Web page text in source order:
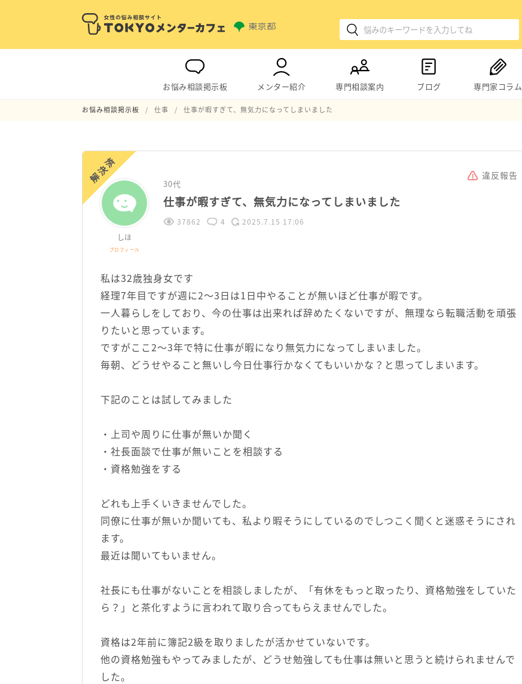
お悩み相談掲示板 メンター紹介 専門相談案内 ブログ 専門家コラム
お悩み相談掲示板 仕事 仕事が暇すぎて、無気力になってしまいました
解決済 違反報告
しほ
プロフィール
30代
仕事が暇すぎて、無気力になってしまいました
37862 4 2025.7.15 17:06
私は32歳独身女です
経理7年目ですが週に2～3日は1日中やることが無いほど仕事が暇です。
一人暮らしをしており、今の仕事は出来れば辞めたくないですが、無理なら転職活動を頑張
りたいと思っています。
ですがここ2～3年で特に仕事が暇になり無気力になってしまいました。
毎朝、どうせやること無いし今日仕事行かなくてもいいかな？と思ってしまいます。
下記のことは試してみました
・上司や周りに仕事が無いか聞く
・社長面談で仕事が無いことを相談する
・資格勉強をする
どれも上手くいきませんでした。
同僚に仕事が無いか聞いても、私より暇そうにしているのでしつこく聞くと迷惑そうにされ
ます。
最近は聞いてもいません。
社長にも仕事がないことを相談しましたが、「有休をもっと取ったり、資格勉強をしていた
ら？」と茶化すように言われて取り合ってもらえませんでした。
資格は2年前に簿記2級を取りましたが活かせていないです。
他の資格勉強もやってみましたが、どうせ勉強しても仕事は無いと思うと続けられませんで
した。